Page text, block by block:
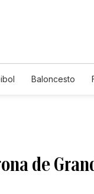
Baloncesto
de